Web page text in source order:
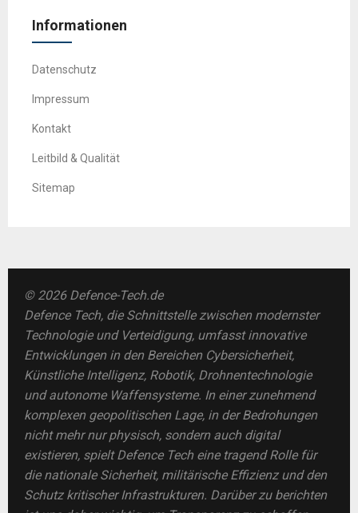
Informationen
Datenschutz
Impressum
Kontakt
Leitbild & Qualität
Sitemap
© 2026 Defence-Tech.de
Defence Tech, die Schnittstelle zwischen modernster
Technologie und Verteidigung, umfasst innovative
Entwicklungen in den Bereichen Cybersicherheit,
Künstliche Intelligenz, Robotik, Drohnentechnologie
und autonome Waffensysteme. In einer zunehmend
komplexen geopolitischen Lage, in der Bedrohungen
nicht mehr nur physisch, sondern auch digital
existieren, spielt Defence Tech eine tragend Rolle für
die nationale Sicherheit, militärische Effizienz und den
Schutz kritischer Infrastrukturen. Darüber zu berichten